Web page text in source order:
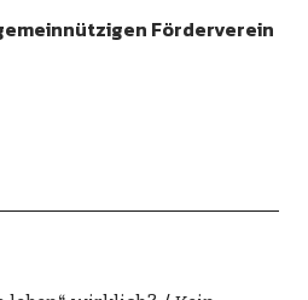
Förderverein